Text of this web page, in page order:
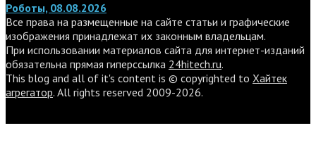
Роботы, 08.08.2026
Все права на размещенные на сайте статьи и графические
изображения принадлежат их законным владельцам.
При использовании материалов сайта для интернет-изданий
обязательна прямая гиперссылка 24hitech.ru.
This blog and all of it's content is © copyrighted to Хайтек
агрегатор. All rights reserved 2009-2026.